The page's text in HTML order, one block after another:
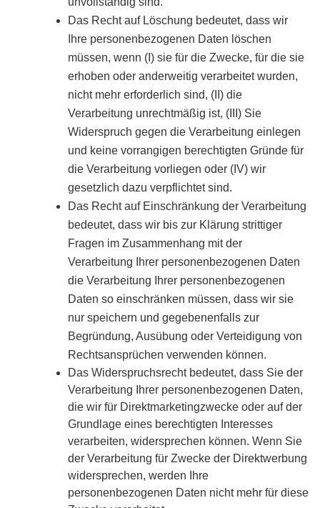
Das Recht auf Löschung bedeutet, dass wir
Ihre personenbezogenen Daten löschen
müssen, wenn (I) sie für die Zwecke, für die sie
erhoben oder anderweitig verarbeitet wurden,
nicht mehr erforderlich sind, (II) die
Verarbeitung unrechtmäßig ist, (III) Sie
Widerspruch gegen die Verarbeitung einlegen
und keine vorrangigen berechtigten Gründe für
die Verarbeitung vorliegen oder (IV) wir
gesetzlich dazu verpflichtet sind.
Das Recht auf Einschränkung der Verarbeitung
bedeutet, dass wir bis zur Klärung strittiger
Fragen im Zusammenhang mit der
Verarbeitung Ihrer personenbezogenen Daten
die Verarbeitung Ihrer personenbezogenen
Daten so einschränken müssen, dass wir sie
nur speichern und gegebenenfalls zur
Begründung, Ausübung oder Verteidigung von
Rechtsansprüchen verwenden können.
Das Widerspruchsrecht bedeutet, dass Sie der
Verarbeitung Ihrer personenbezogenen Daten,
die wir für Direktmarketingzwecke oder auf der
Grundlage eines berechtigten Interesses
verarbeiten, widersprechen können. Wenn Sie
der Verarbeitung für Zwecke der Direktwerbung
widersprechen, werden Ihre
personenbezogenen Daten nicht mehr für diese